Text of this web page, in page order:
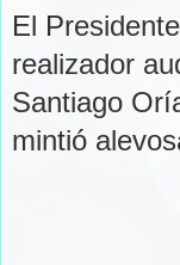
El
realizador
Santiago
mintió